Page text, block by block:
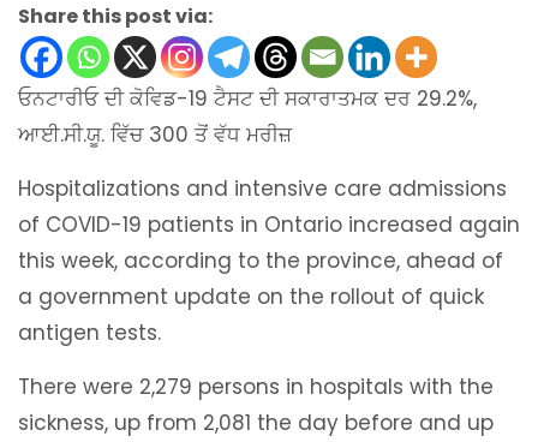
Share this post via:
ਓਨਟਾਰੀਓ ਦੀ ਕੋਵਿਡ-19 ਟੈਸਟ ਦੀ ਸਕਾਰਾਤਮਕ ਦਰ 29.2%,
ਆਈ.ਸੀ.ਯੂ. ਵਿੱਚ 300 ਤੋਂ ਵੱਧ ਮਰੀਜ਼
Hospitalizations and intensive care admissions
of COVID-19 patients in Ontario increased again
this week, according to the province, ahead of
a government update on the rollout of quick
antigen tests.
There were 2,279 persons in hospitals with the
sickness, up from 2,081 the day before and up